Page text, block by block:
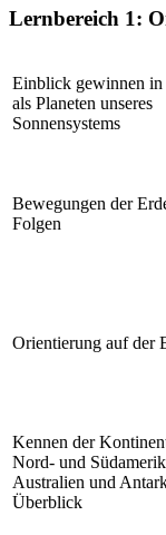
Lernbereich 1:
Einblick gewinnen in
als Planeten unseres
Sonnensystems
Bewegungen der
Folgen
Orientierung auf der
Kennen der
Nord- und
Australien und
Überblick